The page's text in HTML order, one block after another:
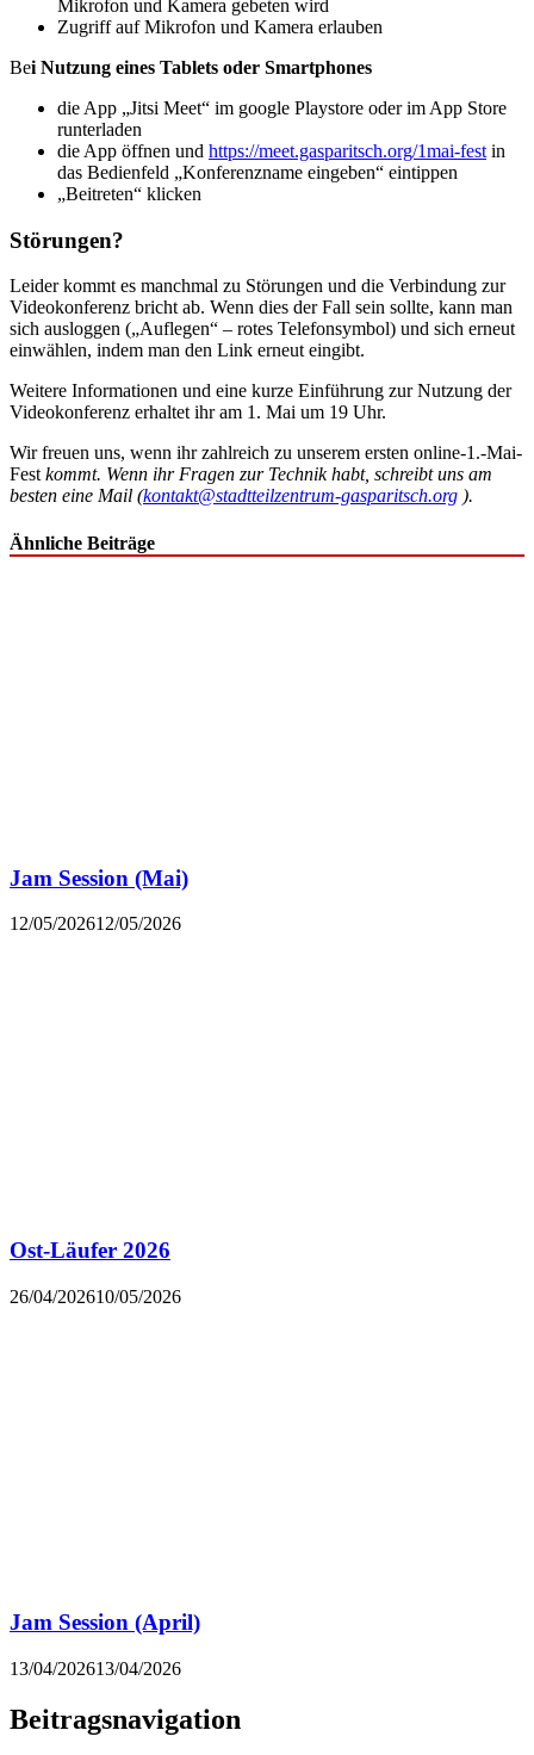
Mikrofon und Kamera gebeten wird
Zugriff auf Mikrofon und Kamera erlauben
Bei Nutzung eines Tablets oder Smartphones
die App „Jitsi Meet“ im google Playstore oder im App Store
runterladen
die App öffnen und https://meet.gasparitsch.org/1mai-fest in
das Bedienfeld „Konferenzname eingeben“ eintippen
„Beitreten“ klicken
Störungen?
Leider kommt es manchmal zu Störungen und die Verbindung zur
Videokonferenz bricht ab. Wenn dies der Fall sein sollte, kann man
sich ausloggen („Auflegen“ – rotes Telefonsymbol) und sich erneut
einwählen, indem man den Link erneut eingibt.
Weitere Informationen und eine kurze Einführung zur Nutzung der
Videokonferenz erhaltet ihr am 1. Mai um 19 Uhr.
Wir freuen uns, wenn ihr zahlreich zu unserem ersten online-1.-Mai-
Fest kommt. Wenn ihr Fragen zur Technik habt, schreibt uns am
besten eine Mail (kontakt@stadtteilzentrum-gasparitsch.org ).
Ähnliche Beiträge
Jam Session (Mai)
12/05/202612/05/2026
Ost-Läufer 2026
26/04/202610/05/2026
Jam Session (April)
13/04/202613/04/2026
Beitragsnavigation